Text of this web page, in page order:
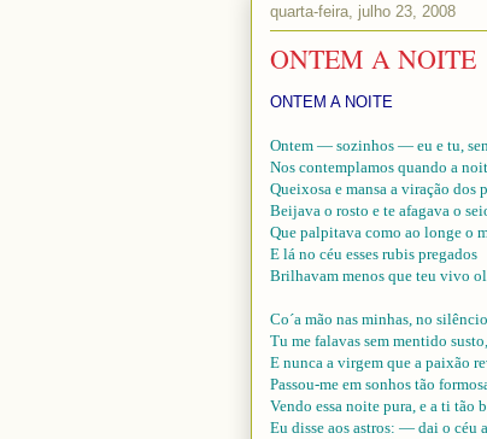
quarta-feira, julho 23, 2008
ONTEM A NOITE
ONTEM A NOITE
Ontem — sozinhos — eu e tu,
Nos contemplamos quando a
Queixosa e mansa a viração dos
Beijava o rosto e te afagava o
Que palpitava como ao longe o
E lá no céu esses rubis pregados
Brilhavam menos que teu vivo
Co´a mão nas minhas, no
Tu me falavas sem mentido susto,
E nunca a virgem que a paixão
Passou-me em sonhos tão
Vendo essa noite pura, e a ti tão
Eu disse aos astros: — dai o céu